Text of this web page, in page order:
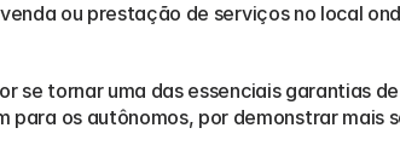
ou prestação de serviços no local
se tornar uma das essenciais garantias
os autônomos, por demonstrar mais